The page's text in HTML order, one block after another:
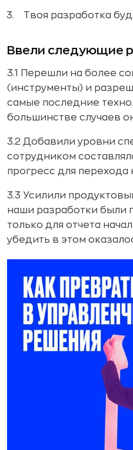
Твоя разработка
Ввели следующие
3.1 Перешли на более
(инструменты) и
самые последние
большинстве случаев
3.2 Добавили уровни
сотрудником
прогресс для
3.3 Усилили
наши разработки были
только для отчета
убедить в этом